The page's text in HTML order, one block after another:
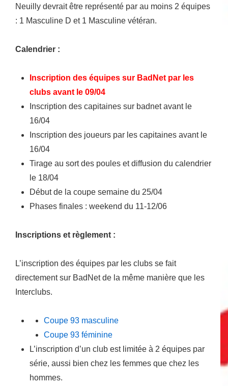
Neuilly devrait être représenté par au moins 2 équipes
: 1 Masculine D et 1 Masculine vétéran.
Calendrier :
Inscription des équipes sur BadNet par les
clubs avant le 09/04
Inscription des capitaines sur badnet avant le
16/04
Inscription des joueurs par les capitaines avant le
16/04
Tirage au sort des poules et diffusion du calendrier
le 18/04
Début de la coupe semaine du 25/04
Phases finales : weekend du 11-12/06
Inscriptions et règlement :
L’inscription des équipes par les clubs se fait
directement sur BadNet de la même manière que les
Interclubs.
Coupe 93 masculine
Coupe 93 féminine
L’inscription d’un club est limitée à 2 équipes par
série, aussi bien chez les femmes que chez les
hommes.